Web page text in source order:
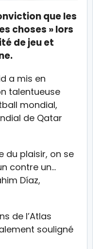
que les
choses » lors
de jeu et
a mis en
talentueuse
mondial,
de Qatar
du plaisir, on se
contre un…
Díaz,
de l’Atlas
souligné